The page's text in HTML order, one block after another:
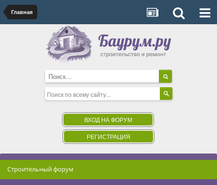
Главная
ВХОД НА ФОРУМ
РЕГИСТРАЦИЯ
Строительный форум